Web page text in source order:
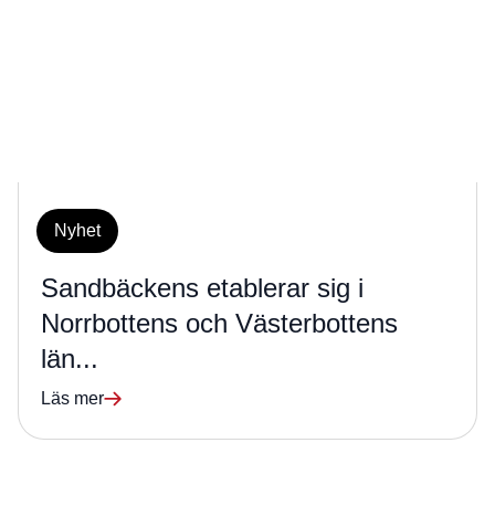
Nyhet
Sandbäckens etablerar sig i
Norrbottens och Västerbottens
län...
Läs mer